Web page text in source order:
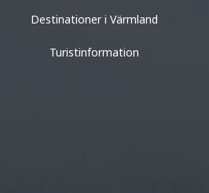
Destinationer i Värmland
Turistinformation